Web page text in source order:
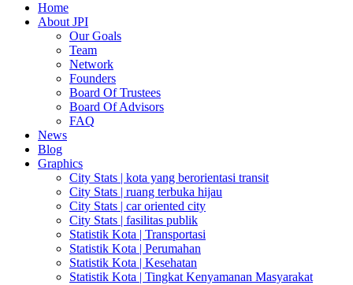
Home
About JPI
Our Goals
Team
Network
Founders
Board Of Trustees
Board Of Advisors
FAQ
News
Blog
Graphics
City Stats | kota yang berorientasi transit
City Stats | ruang terbuka hijau
City Stats | car oriented city
City Stats | fasilitas publik
Statistik Kota | Transportasi
Statistik Kota | Perumahan
Statistik Kota | Kesehatan
Statistik Kota | Tingkat Kenyamanan Masyarakat